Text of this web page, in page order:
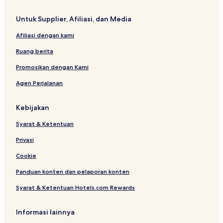
l
k
r
e
Untuk Supplier, Afiliasi, dan Media
Afiliasi dengan kami
Ruang berita
Promosikan dengan Kami
Agen Perjalanan
Kebijakan
Syarat & Ketentuan
Privasi
Cookie
Panduan konten dan pelaporan konten
Syarat & Ketentuan Hotels.com Rewards
Informasi lainnya